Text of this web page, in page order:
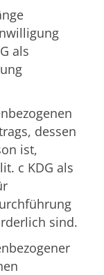
als
dessen
ist,
c KDG als
sind.